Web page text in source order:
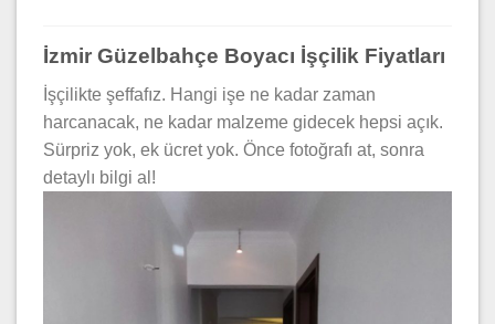
İzmir Güzelbahçe Boyacı İşçilik Fiyatları
İşçilikte şeffafız. Hangi işe ne kadar zaman
harcanacak, ne kadar malzeme gidecek hepsi açık.
Sürpriz yok, ek ücret yok. Önce fotoğrafı at, sonra
detaylı bilgi al!